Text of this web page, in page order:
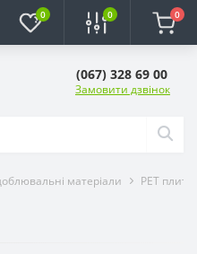
0 0 0
(067) 328 69 00
Замовити дзвінок
матеріали PЕT